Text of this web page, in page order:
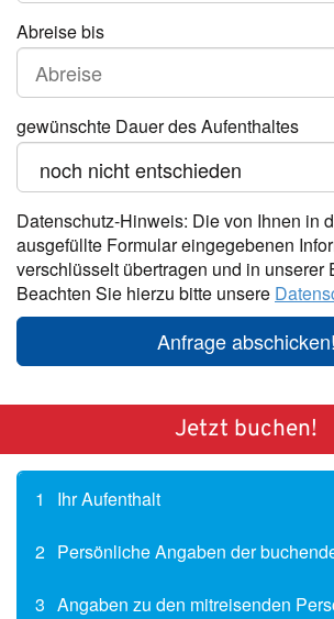
Abreise bis
gewünschte Dauer des Aufenthaltes
Datenschutz-Hinweis: Die von Ihnen in
ausgefüllte Formular eingegebenen
verschlüsselt übertragen und in unserer
Beachten Sie hierzu bitte unsere
Anfrage abschicken!
Jetzt buchen!
1 Ihr Aufenthalt
2 Persönliche Angaben der
3 Angaben zu den mitreisenden